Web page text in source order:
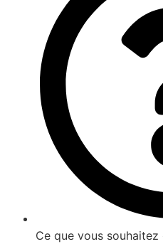
Ce que vous